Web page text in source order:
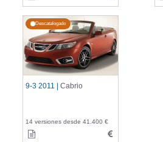
Descatalogado
9-3 2011 | Cabrio
14 versiones desde 41.400 €